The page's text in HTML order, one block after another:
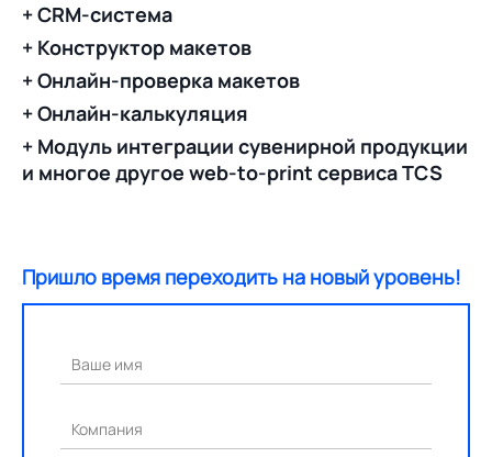
+ CRM-система
+ Конструктор макетов
+ Онлайн-проверка макетов
+ Онлайн-калькуляция
+ Модуль интеграции сувенирной продукции
и многое другое web-to-print сервиса TCS
Пришло время переходить на новый уровень!
Ваше имя
Компания